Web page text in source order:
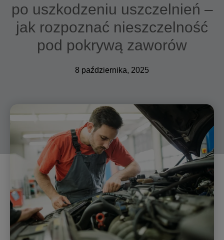
po uszkodzeniu uszczelnień –
jak rozpoznać nieszczelność
pod pokrywą zaworów
8 października, 2025